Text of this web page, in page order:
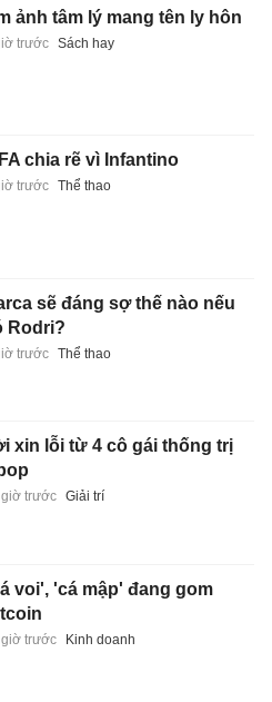
ảnh tâm lý mang tên ly hôn
trước Sách hay
chia rẽ vì Infantino
trước Thể thao
sẽ đáng sợ thế nào nếu
Rodri?
trước Thể thao
xin lỗi từ 4 cô gái thống trị
giờ trước Giải trí
voi', 'cá mập' đang gom
giờ trước Kinh doanh